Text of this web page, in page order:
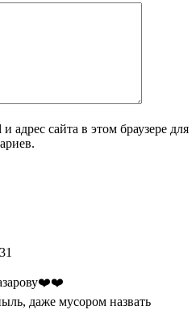
адрес сайта в этом браузере для
даже мусором назвать